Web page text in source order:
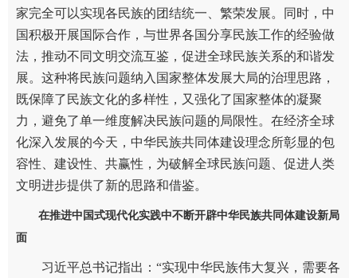
家完全可以实现各民族的团结统一、繁荣发展。同时，中
国积极开展国际合作，与世界各国分享民族工作的经验做
法，推动不同文明交流互鉴，促进全球民族关系的和谐发
展。这种将民族问题纳入国家整体发展大局的治理思路，
既保障了民族文化的多样性，又强化了国家整体的凝聚
力，避免了单一维度解决民族问题的局限性。在经济全球
化深入发展的今天，中华民族共同体建设理念所彰显的包
容性、建设性、共赢性，为破解全球民族问题、促进人类
文明进步提供了新的思路和借鉴。
在推进中国式现代化实践中不断开辟中华民族共同体建设新局
面
习近平总书记指出：“实现中华民族伟大复兴，需要各